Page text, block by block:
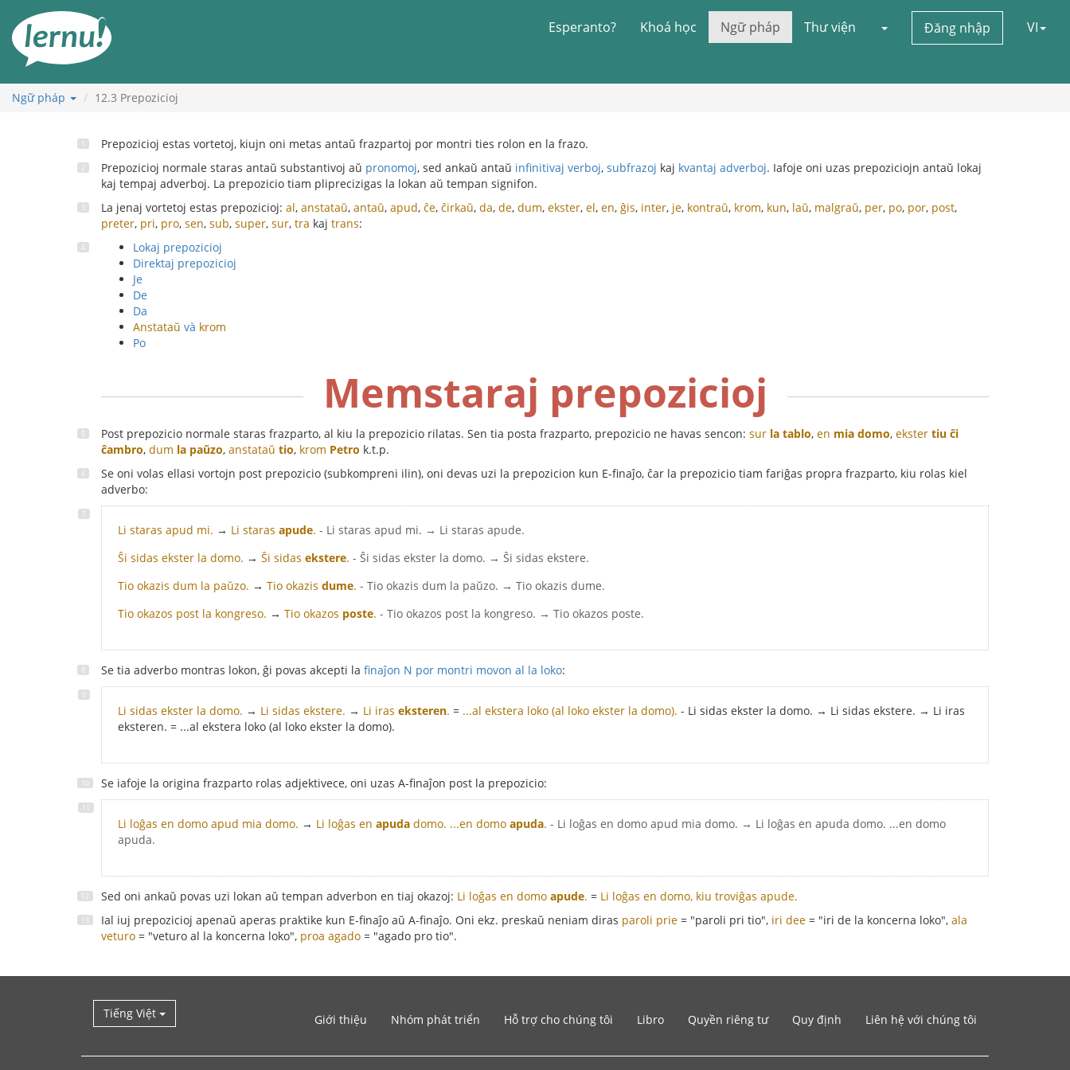
đến
phần
dung
Esperanto? Khoá học Ngữ pháp Thư viện Đăng nhập VI
Ngữ pháp 12.3 Prepozicioj
Prepozicioj estas vortetoj, kiujn oni metas antaŭ frazpartoj por montri ties rolon en la frazo.
Prepozicioj normale staras antaŭ substantivoj aŭ pronomoj, sed ankaŭ antaŭ infinitivaj verboj, subfrazoj kaj kvantaj adverboj. Iafoje oni uzas prepoziciojn antaŭ lokaj
kaj tempaj adverboj. La prepozicio tiam pliprecizigas la lokan aŭ tempan signifon.
La jenaj vortetoj estas prepozicioj: al, anstataŭ, antaŭ, apud, ĉe, ĉirkaŭ, da, de, dum, ekster, el, en, ĝis, inter, je, kontraŭ, krom, kun, laŭ, malgraŭ, per, po, por, post,
preter, pri, pro, sen, sub, super, sur, tra kaj trans:
Lokaj prepozicioj
Direktaj prepozicioj
Je
De
Da
Anstataŭ và krom
Po
Memstaraj prepozicioj
Post prepozicio normale staras frazparto, al kiu la prepozicio rilatas. Sen tia posta frazparto, prepozicio ne havas sencon: sur la tablo, en mia domo, ekster tiu ĉi
ĉambro, dum la paŭzo, anstataŭ tio, krom Petro k.t.p.
Se oni volas ellasi vortojn post prepozicio (subkompreni ilin), oni devas uzi la prepozicion kun E-finaĵo, ĉar la prepozicio tiam fariĝas propra frazparto, kiu rolas kiel
adverbo:
Li staras apud mi. → Li staras apude. - Li staras apud mi. → Li staras apude.
Ŝi sidas ekster la domo. → Ŝi sidas ekstere. - Ŝi sidas ekster la domo. → Ŝi sidas ekstere.
Tio okazis dum la paŭzo. → Tio okazis dume. - Tio okazis dum la paŭzo. → Tio okazis dume.
Tio okazos post la kongreso. → Tio okazos poste. - Tio okazos post la kongreso. → Tio okazos poste.
Se tia adverbo montras lokon, ĝi povas akcepti la finaĵon N por montri movon al la loko:
Li sidas ekster la domo. → Li sidas ekstere. → Li iras eksteren. = ...al ekstera loko (al loko ekster la domo). - Li sidas ekster la domo. → Li sidas ekstere. → Li iras
eksteren. = ...al ekstera loko (al loko ekster la domo).
Se iafoje la origina frazparto rolas adjektivece, oni uzas A-finaĵon post la prepozicio:
Li loĝas en domo apud mia domo. → Li loĝas en apuda domo. ...en domo apuda. - Li loĝas en domo apud mia domo. → Li loĝas en apuda domo. ...en domo
apuda.
Sed oni ankaŭ povas uzi lokan aŭ tempan adverbon en tiaj okazoj: Li loĝas en domo apude. = Li loĝas en domo, kiu troviĝas apude.
Ial iuj prepozicioj apenaŭ aperas praktike kun E-finaĵo aŭ A-finaĵo. Oni ekz. preskaŭ neniam diras paroli prie = "paroli pri tio", iri dee = "iri de la koncerna loko", ala
veturo = "veturo al la koncerna loko", proa agado = "agado pro tio".
Tiếng Việt Giới thiệu Nhóm phát triển Hỗ trợ cho chúng tôi Libro Quyền riêng tư Quy định Liên hệ với chúng tôi